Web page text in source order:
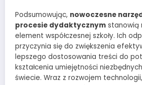
Podsumowując, nowoczesne
procesie dydaktycznym stanowią
element współczesnej szkoły. Ich
przyczynia się do zwiększenia
lepszego dostosowania treści do
kształcenia umiejętności
świecie. Wraz z rozwojem